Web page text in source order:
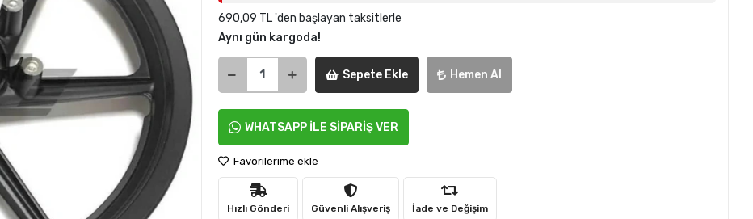
690,09 TL 'den başlayan taksitlerle
Aynı gün kargoda!
Sepete Ekle Hemen Al
WHATSAPP İLE SİPARİŞ VER
Favorilerime ekle
Hızlı Gönderi Güvenli Alışveriş İade ve Değişim